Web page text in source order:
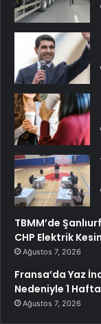
TBMM’de
CHP Elektrik
Ağustos 7, 2026
Fransa’da Yaz
Nedeniyle 1 Hafta
Ağustos 7, 2026